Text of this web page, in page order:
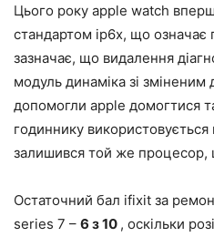
Цього року apple watch
стандартом ip6x, що означає
зазначає, що видалення
модуль динаміка зі
допомогли apple домогтися
годиннику використовується
залишився той же процесор,
Остаточний бал ifixit за
series 7 – 6 з 10 , оскільки